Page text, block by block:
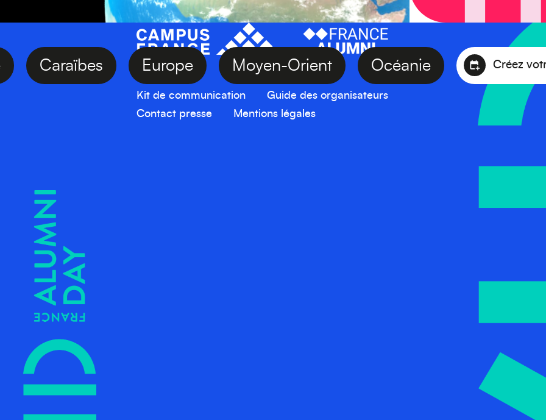
Caraïbes Europe Moyen-Orient Océanie
Kit de communication
Guide des organisateurs
Contact presse
Mentions légales